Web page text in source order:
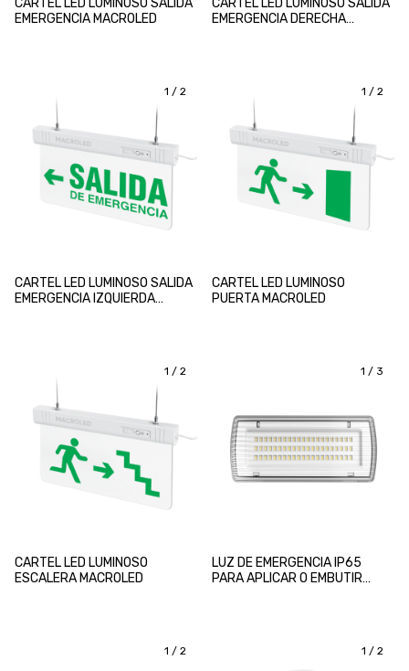
CARTEL LED LUMINOSO SALIDA
EMERGENCIA MACROLED
CARTEL LED LUMINOSO SALIDA
EMERGENCIA DERECHA
1 / 2
CARTEL LED LUMINOSO SALIDA
EMERGENCIA IZQUIERDA
1 / 2
CARTEL LED LUMINOSO
PUERTA MACROLED
1 / 2
CARTEL LED LUMINOSO
ESCALERA MACROLED
1 / 3
LUZ DE EMERGENCIA IP65
PARA APLICAR O EMBUTIR
1 / 2 1 / 2